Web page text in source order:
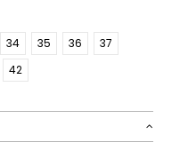
34 35 36
37
42